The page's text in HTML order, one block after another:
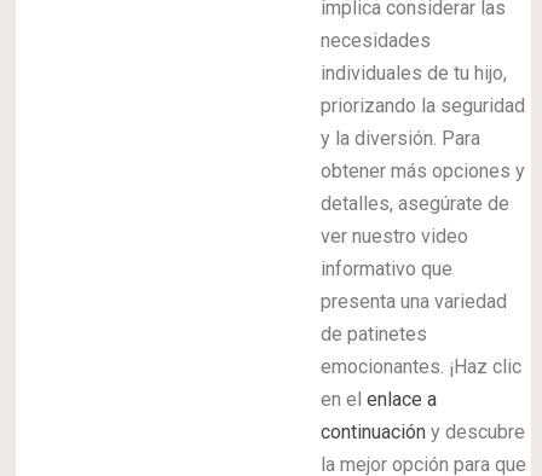
implica considerar las
necesidades
individuales de tu hijo,
priorizando la seguridad
y la diversión. Para
obtener más opciones y
detalles, asegúrate de
ver nuestro video
informativo que
presenta una variedad
de patinetes
emocionantes. ¡Haz clic
en el enlace a
continuacióny descubre
la mejor opción para que